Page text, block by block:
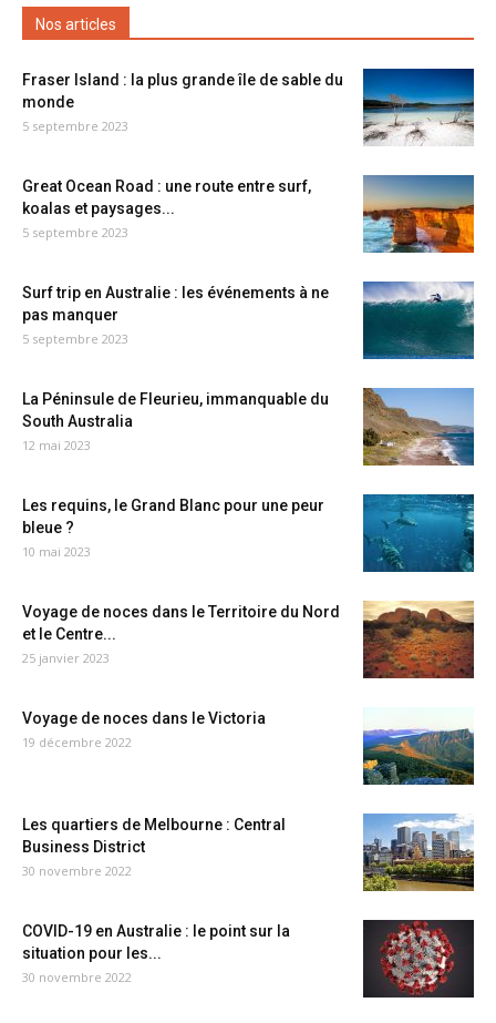
Nos articles
Fraser Island : la plus grande île de sable du
monde
5 septembre 2023
Great Ocean Road : une route entre surf,
koalas et paysages...
5 septembre 2023
Surf trip en Australie : les événements à ne
pas manquer
5 septembre 2023
La Péninsule de Fleurieu, immanquable du
South Australia
12 mai 2023
Les requins, le Grand Blanc pour une peur
bleue ?
10 mai 2023
Voyage de noces dans le Territoire du Nord
et le Centre...
25 janvier 2023
Voyage de noces dans le Victoria
19 décembre 2022
Les quartiers de Melbourne : Central
Business District
30 novembre 2022
COVID-19 en Australie : le point sur la
situation pour les...
30 novembre 2022